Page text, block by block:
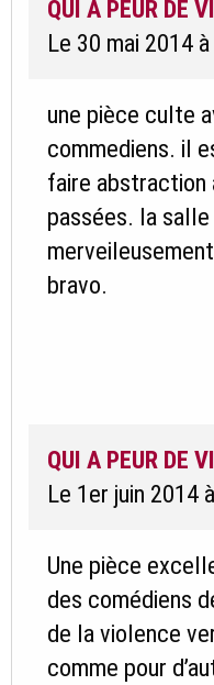
QUI A PEUR DE
Le 30 mai 2014
une pièce culte
commediens. il
faire abstraction
passées. la
bravo.
QUI A PEUR DE
Le 1er juin 2014
Une pièce
des comédiens
de la violence
comme pour